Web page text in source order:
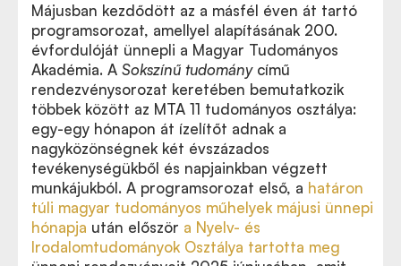
Májusban kezdődött az a másfél éven át tartó
programsorozat, amellyel alapításának 200.
évfordulóját ünnepli a Magyar Tudományos
Akadémia. A Sokszínű tudománycímű
rendezvénysorozat keretében bemutatkozik
többek között az MTA 11 tudományos osztálya:
egy-egy hónapon át ízelítőt adnak a
nagyközönségnek két évszázados
tevékenységükből és napjainkban végzett
munkájukból. A programsorozat első, a határon
túli magyar tudományos műhelyek májusi ünnepi
hónapja után először a Nyelv- és
Irodalomtudományok Osztálya tartotta meg